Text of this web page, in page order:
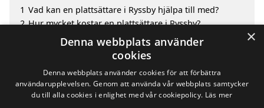
1 Vad kan en plattsättare i Ryssby hjälpa till med?
2 Hur mycket kostar en plattsättare i Ryssby?
Fördelar med att välja plattsättare i Ryssby
Sök efter en skicklig plattsättare i de omgivande
×
Denna webbplats använder
cookies
Denna webbplats använder cookies för att förbättra
användarupplevelsen. Genom att använda vår webbplats samtycker
du till alla cookies i enlighet med vår cookiepolicy. Läs mer